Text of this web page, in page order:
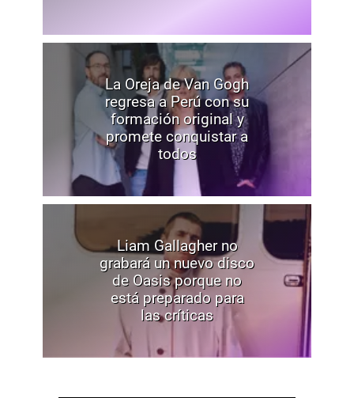
La Oreja de Van Gogh
regresa a Perú con su
formación original y
promete conquistar a
todos
Liam Gallagher no
grabará un nuevo disco
de Oasis porque no
está preparado para
las críticas